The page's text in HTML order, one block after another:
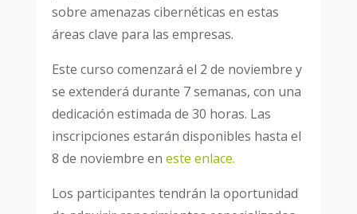
sobre amenazas cibernéticas en estas
áreas clave para las empresas.
Este curso comenzará el 2 de noviembre y
se extenderá durante 7 semanas, con una
dedicación estimada de 30 horas. Las
inscripciones estarán disponibles hasta el
8 de noviembre en este enlace.
Los participantes tendrán la oportunidad